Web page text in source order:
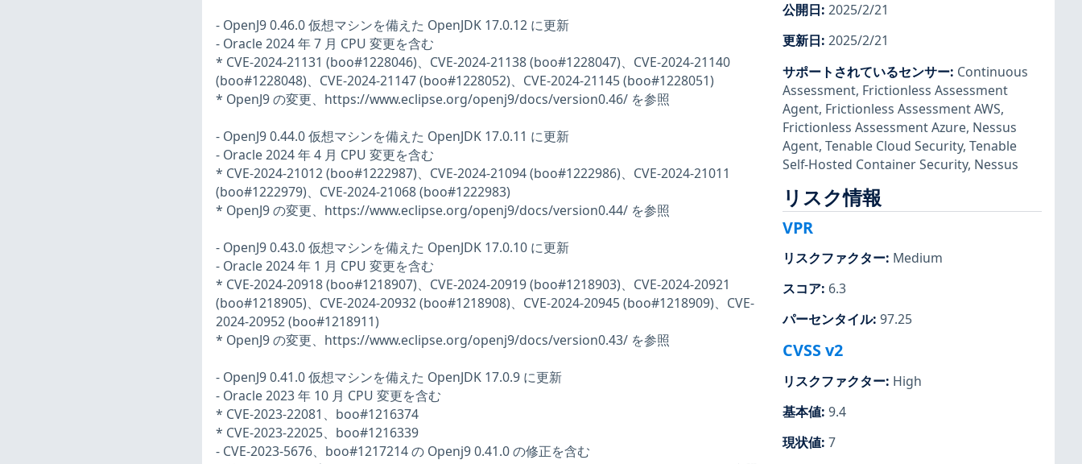
- OpenJ9 0.46.0 仮想マシンを備えた OpenJDK 17.0.12 に更新
- Oracle 2024 年 7 月 CPU 変更を含む
* CVE-2024-21131 (boo#1228046)、CVE-2024-21138 (boo#1228047)、CVE-2024-21140
(boo#1228048)、CVE-2024-21147 (boo#1228052)、CVE-2024-21145 (boo#1228051)
* OpenJ9 の変更、https://www.eclipse.org/openj9/docs/version0.46/ を参照
- OpenJ9 0.44.0 仮想マシンを備えた OpenJDK 17.0.11 に更新
- Oracle 2024 年 4 月 CPU 変更を含む
* CVE-2024-21012 (boo#1222987)、CVE-2024-21094 (boo#1222986)、CVE-2024-21011
(boo#1222979)、CVE-2024-21068 (boo#1222983)
* OpenJ9 の変更、https://www.eclipse.org/openj9/docs/version0.44/ を参照
- OpenJ9 0.43.0 仮想マシンを備えた OpenJDK 17.0.10 に更新
- Oracle 2024 年 1 月 CPU 変更を含む
* CVE-2024-20918 (boo#1218907)、CVE-2024-20919 (boo#1218903)、CVE-2024-20921
(boo#1218905)、CVE-2024-20932 (boo#1218908)、CVE-2024-20945 (boo#1218909)、CVE-
2024-20952 (boo#1218911)
* OpenJ9 の変更、https://www.eclipse.org/openj9/docs/version0.43/ を参照
- OpenJ9 0.41.0 仮想マシンを備えた OpenJDK 17.0.9 に更新
- Oracle 2023 年 10 月 CPU 変更を含む
* CVE-2023-22081、boo#1216374
* CVE-2023-22025、boo#1216339
- CVE-2023-5676、boo#1217214 の Openj9 0.41.0 の修正を含む
公開日: 2025/2/21
更新日: 2025/2/21
サポートされているセンサー: Continuous
Assessment, Frictionless Assessment
Agent, Frictionless Assessment AWS,
Frictionless Assessment Azure, Nessus
Agent, Tenable Cloud Security, Tenable
Self-Hosted Container Security, Nessus
リスク情報
VPR
リスクファクター: Medium
スコア: 6.3
パーセンタイル: 97.25
CVSS v2
リスクファクター: High
基本値: 9.4
現状値: 7